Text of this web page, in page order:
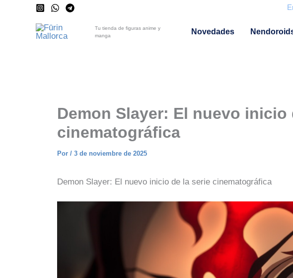
Tu tienda de figuras anime y
manga
Novedades
Demon Slayer: El nuevo inicio
cinematográfica
Por / 3 de noviembre de 2025
Demon Slayer: El nuevo inicio de la serie cinematográfica